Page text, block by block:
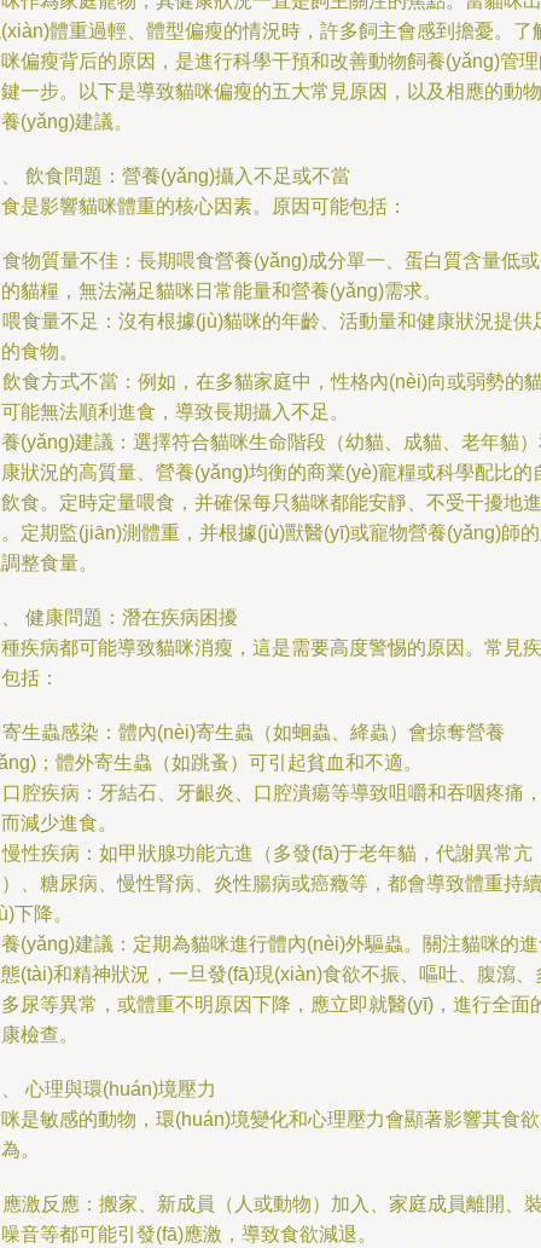
體重過輕、體型偏瘦的情況時，許多飼主會感到擔憂。了
偏瘦背后的原因，是進行科學干預和改善動物飼養(yǎng)管
一步。以下是導致貓咪偏瘦的五大常見原因，以及相應的動物
(yǎng)建議。
飲食問題：營養(yǎng)攝入不足或不當
是影響貓咪體重的核心因素。原因可能包括：
物質量不佳：長期喂食營養(yǎng)成分單一、蛋白質含量低
貓糧，無法滿足貓咪日常能量和營養(yǎng)需求。
食量不足：沒有根據(jù)貓咪的年齡、活動量和健康狀況提供
食物。
食方式不當：例如，在多貓家庭中，性格內(nèi)向或弱勢的
能無法順利進食，導致長期攝入不足。
(yǎng)建議：選擇符合貓咪生命階段（幼貓、成貓、老年貓
狀況的高質量、營養(yǎng)均衡的商業(yè)寵糧或科學配比的
食。定時定量喂食，并確保每只貓咪都能安靜、不受干擾地進
定期監(jiān)測體重，并根據(jù)獸醫(yī)或寵物營養(yǎng)師
整食量。
健康問題：潛在疾病困擾
疾病都可能導致貓咪消瘦，這是需要高度警惕的原因。常見疾
括：
生蟲感染：體內(nèi)寄生蟲（如蛔蟲、絳蟲）會掠奪營養
；體外寄生蟲（如跳蚤）可引起貧血和不適。
腔疾病：牙結石、牙齦炎、口腔潰瘍等導致咀嚼和吞咽疼痛
減少進食。
性疾病：如甲狀腺功能亢進（多發(fā)于老年貓，代謝異常亢
、糖尿病、慢性腎病、炎性腸病或癌癥等，都會導致體重持續
下降。
(yǎng)建議：定期為貓咪進行體內(nèi)外驅蟲。關注貓咪的
(tài)和精神狀況，一旦發(fā)現(xiàn)食欲不振、嘔吐、腹瀉、
尿等異常，或體重不明原因下降，應立即就醫(yī)，進行全面
檢查。
心理與環(huán)境壓力
是敏感的動物，環(huán)境變化和心理壓力會顯著影響其食
。
激反應：搬家、新成員（人或動物）加入、家庭成員離開、
音等都可能引發(fā)應激，導致食欲減退。